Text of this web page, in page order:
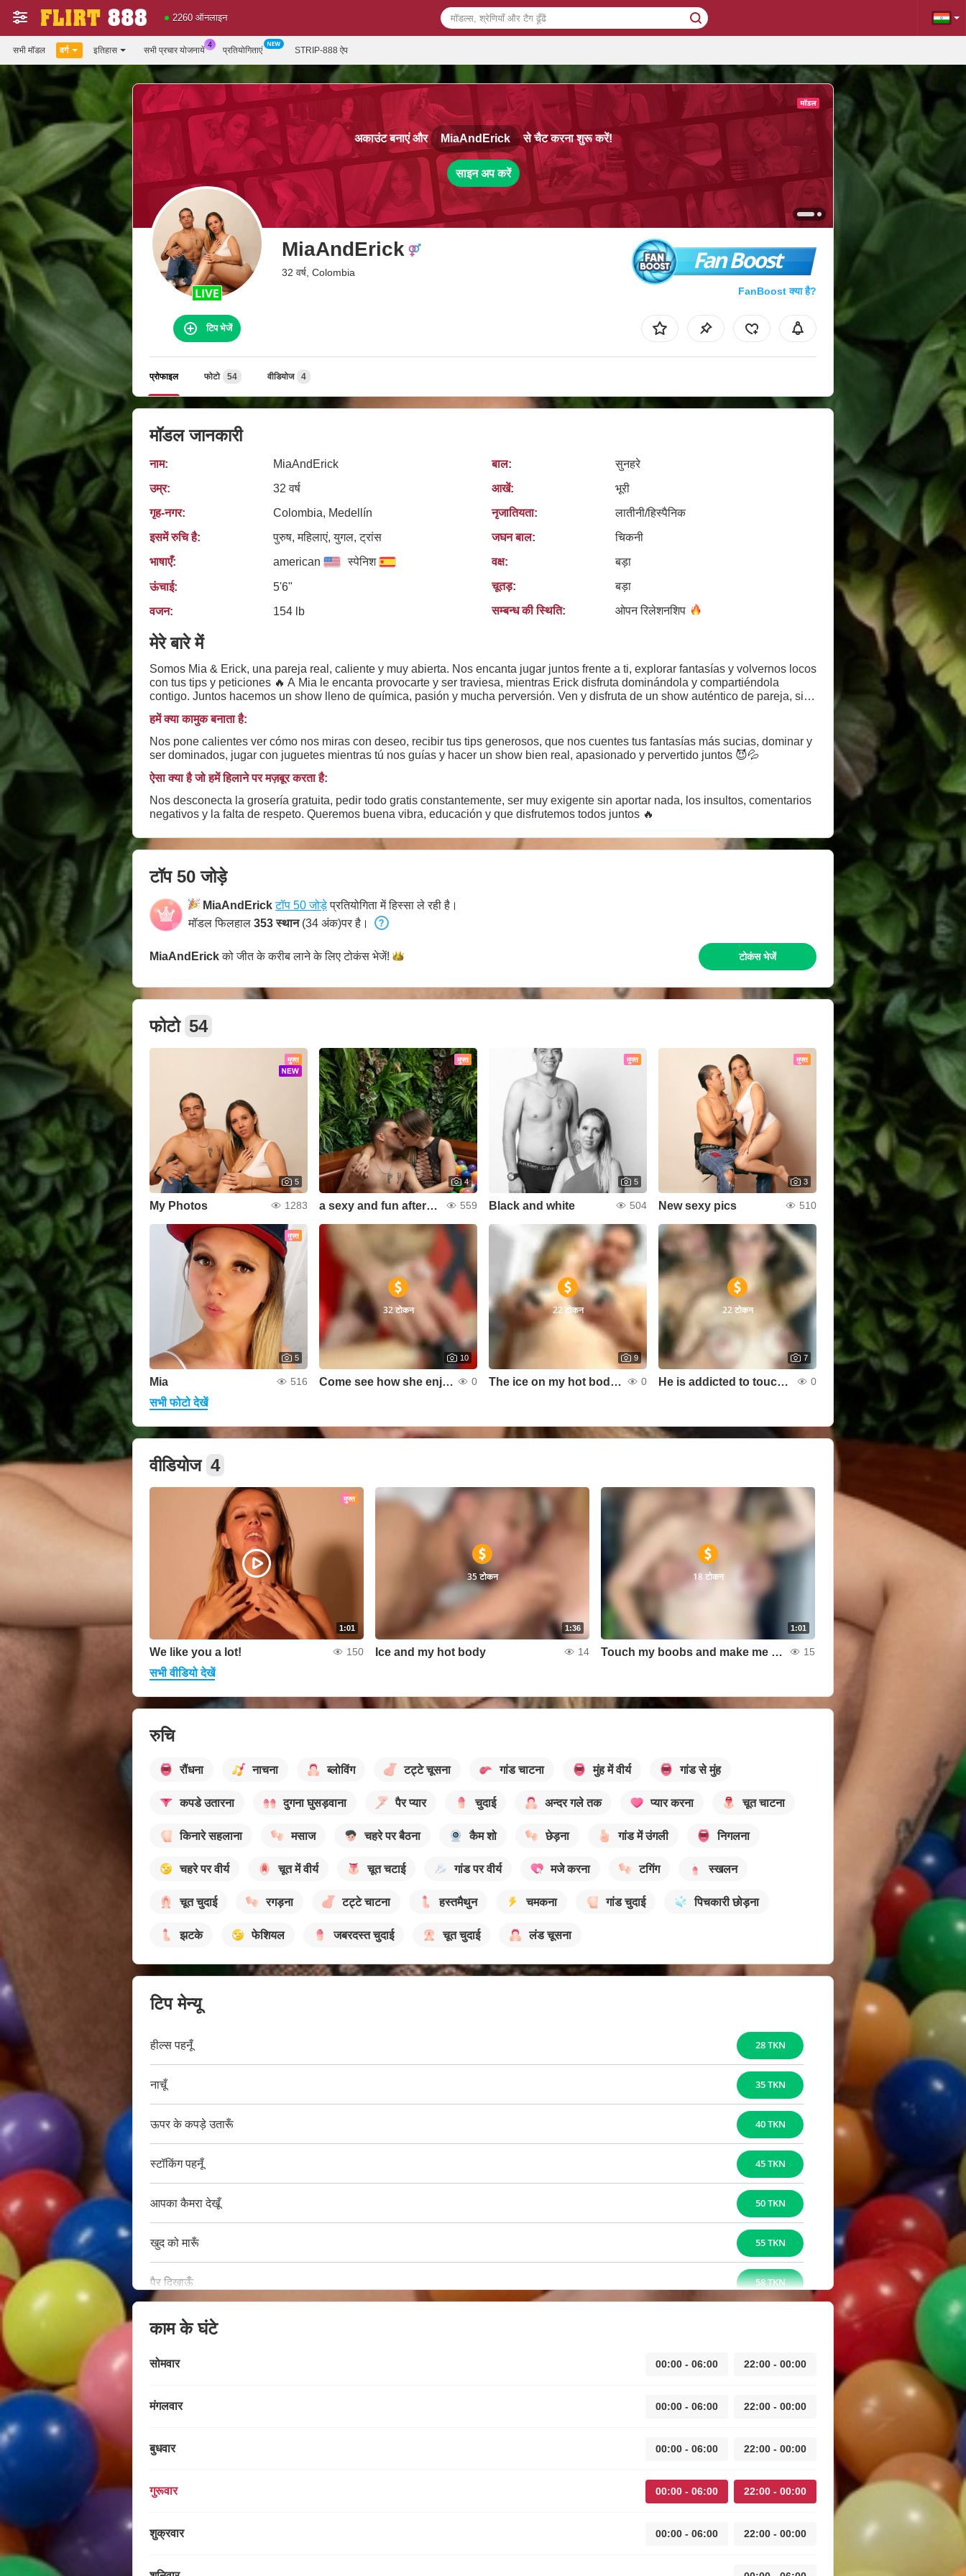
2260 ऑनलाइन
सभी मॉडल वर्ग इतिहास सभी प्रचार योजनायें प्रतियोगिताएं STRIP-888 ऐप
अकाउंट बनाएं और MiaAndErick से चैट करना शुरू करें!
साइन अप करें
MiaAndErick
32 वर्ष, Colombia Fan Boost
FanBoost क्या है?
टिप भेजें
प्रोफाइल फोटो 54 वीडियोज 4
मॉडल जानकारी
नाम:
MiaAndErick
उम्र:
32 वर्ष
गृह‑नगर:
Colombia, Medellín
इसमें रुचि है:
पुरुष, महिलाएं, युगल, ट्रांस
भाषाएँ:
american स्पेनिश
ऊंचाई:
5'6"
वजन:
154 lb
बाल:
सुनहरे
आखें:
भूरी
नृजातियता:
लातीनी/हिस्पैनिक
जघन बाल:
चिकनी
वक्ष:
बड़ा
चूतड़:
बड़ा
सम्बन्ध की स्थिति:
ओपनरिलेशनशिप
मेरे बारे में
Somos Mia & Erick, una pareja real, caliente y muy abierta. Nos encanta jugar juntos frente a ti, explorar fantasías y volvernos locos
con tus tips y peticiones 🔥 A Mia le encanta provocarte y ser traviesa, mientras Erick disfruta dominándola y compartiéndola
contigo. Juntos hacemos un show lleno de química, pasión y mucha perversión. Ven y disfruta de un show auténtico de pareja, sin
guiones ni actuaciones falsas. Solo nosotros, muy calientes y con ganas de complacerte 😈 ¿Te animas a conocernos mejor? 😉
हमें क्या कामुक बनाता है:
Nos pone calientes ver cómo nos miras con deseo, recibir tus tips generosos, que nos cuentes tus fantasías más sucias, dominar y
ser dominados, jugar con juguetes mientras tú nos guías y hacer un show bien real, apasionado y pervertido juntos 😈💦
ऐसा क्या है जो हमें हिलाने पर मज़बूर करता है:
Nos desconecta la grosería gratuita, pedir todo gratis constantemente, ser muy exigente sin aportar nada, los insultos, comentarios
negativos y la falta de respeto. Queremos buena vibra, educación y que disfrutemos todos juntos 🔥
टॉप 50 जोड़े
MiaAndErick टॉप 50 जोड़ेप्रतियोगिता में हिस्सा ले रही है।
मॉडल फिलहाल 353 स्थान(34 अंक)पर है।
MiaAndErickको जीत के करीब लाने के लिए टोकंस भेजें! टोकंस भेजें
फोटो 54
मुफ्त
5
My Photos 1283
मुफ्त
4
a sexy and fun afternoon 559
मुफ्त
5
Black and white 504
मुफ्त
3
New sexy pics 510
मुफ्त
5
Mia 516
32 टोकन
10
Come see how she enjoys being treated badly 0
22 टोकन
9
The ice on my hot body melts instantly 0
22 टोकन
7
He is addicted to touching and licking my boobs 0
सभी फोटो देखें
वीडियोज 4
मुफ्त
1:01
We like you a lot! 150
1:36
35 टोकन
Ice and my hot body 14
1:01
18 टोकन
Touch my boobs and make me moan 15
सभी वीडियो देखें
रुचि
रौंधना नाचना ब्लोविंग टट्टे चूसना गांड चाटना मुंह में वीर्य गांड से मुंह
कपडे उतारना दुगना घुसड़वाना पैर प्यार चुदाई अन्दर गले तक प्यार करना चूत चाटना
किनारे सहलाना मसाज चहरे पर बैठना कैम शो छेड़ना गांड में उंगली निगलना
चहरे पर वीर्य चूत में वीर्य चूत चटाई गांड पर वीर्य मजे करना टगिंग स्खलन
चूत चुदाई रगड़ना टट्टे चाटना हस्तमैथुन चमकना गांड चुदाई पिचकारी छोड़ना
झटके फेशियल जबरदस्त चुदाई चूत चुदाई लंड चूसना
टिप मेन्यू
हील्स पहनूँ 28 TKN
नाचूँ 35 TKN
ऊपर के कपड़े उतारूँ 40 TKN
स्टॉकिंग पहनूँ 45 TKN
आपका कैमरा देखूँ 50 TKN
खुद को मारूँ 55 TKN
पैर दिखाऊँ 58 TKN
काम के घंटे
सोमवार 00:00 - 06:00 22:00 - 00:00
मंगलवार 00:00 - 06:00 22:00 - 00:00
बुधवार 00:00 - 06:00 22:00 - 00:00
गुरूवार 00:00 - 06:00 22:00 - 00:00
शुक्रवार 00:00 - 06:00 22:00 - 00:00